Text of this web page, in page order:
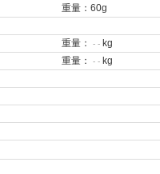
重量：60g
重量： - - kg
重量： - - kg